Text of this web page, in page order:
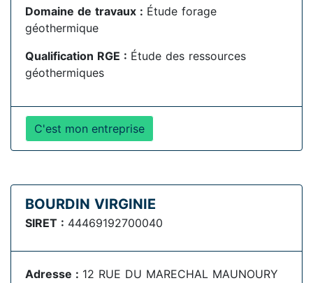
Domaine de travaux : Étude forage
géothermique
Qualification RGE : Étude des ressources
géothermiques
C'est mon entreprise
BOURDIN VIRGINIE
SIRET : 44469192700040
Adresse : 12 RUE DU MARECHAL MAUNOURY